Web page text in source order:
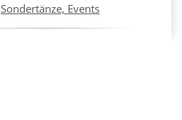
Sondertänze, Events